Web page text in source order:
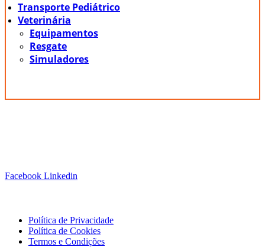
Transporte Pediátrico
Veterinária
Equipamentos
Resgate
Simuladores
Facebook Linkedin
Política de Privacidade
Política de Cookies
Termos e Condições